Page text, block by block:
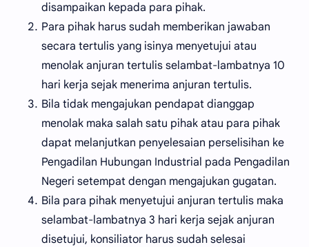
disampaikan kepada para pihak.
Para pihak harus sudah memberikan jawaban
secara tertulis yang isinya menyetujui atau
menolak anjuran tertulis selambat-lambatnya 10
hari kerja sejak menerima anjuran tertulis.
Bila tidak mengajukan pendapat dianggap
menolak maka salah satu pihak atau para pihak
dapat melanjutkan penyelesaian perselisihan ke
Pengadilan Hubungan Industrial pada Pengadilan
Negeri setempat dengan mengajukan gugatan.
Bila para pihak menyetujui anjuran tertulis maka
selambat-lambatnya 3 hari kerja sejak anjuran
disetujui, konsiliator harus sudah selesai